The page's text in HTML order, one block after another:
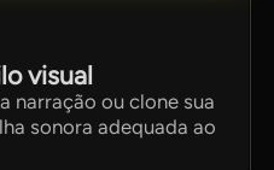
visual
narração ou clone sua
sonora adequada ao